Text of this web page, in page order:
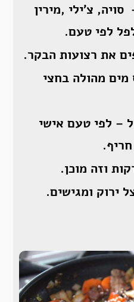
צ’ילי ,מירין
לפי טעם.
את רצועות הבקר.
מים מהולה בחצי
– לפי טעם אישי
ירוק ומגישים.